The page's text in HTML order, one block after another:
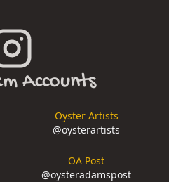
Accounts
Oyster Artists
@oysterartists
OA Post
@oysteradamspost